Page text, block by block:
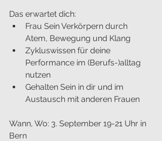
Das erwartet dich:
Frau Sein Verkörpern durch
Atem, Bewegung und Klang
Zykluswissen für deine
Performance im (Berufs-)alltag
nutzen
Gehalten Sein in dir und im
Austausch mit anderen Frauen
Wann, Wo: 3. September 19-21 Uhr in
Bern